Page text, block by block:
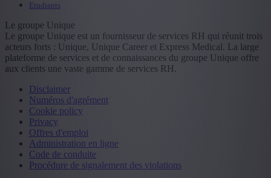
Etudiants
Le groupe Unique
Le groupe Unique est un fournisseur de services RH qui réunit trois
acteurs forts : Unique, Unique Career et Express Medical. La large
plateforme de services et de connaissances du groupe Unique offre
aux clients une vaste gamme de services RH.
Disclaimer
Numéros d'agrément
Cookie policy
Privacy
Offres d'emploi
Administration en ligne
Code de conduite
Procédure de signalement des violations